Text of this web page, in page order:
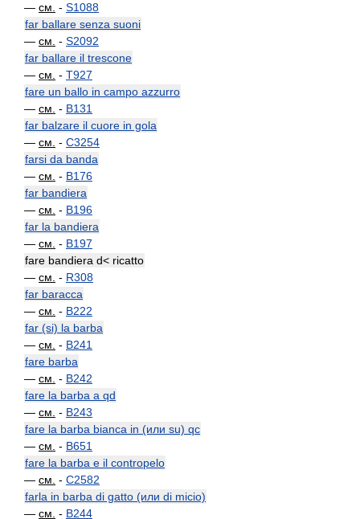
— см. - S1088
far ballare senza suoni
— см. - S2092
far ballare il trescone
— см. - T927
fare un ballo in campo azzurro
— см. - B131
far balzare il cuore in gola
— см. - C3254
farsi da banda
— см. - B176
far bandiera
— см. - B196
far la bandiera
— см. - B197
fare bandiera d< ricatto
— см. - R308
far baracca
— см. - B222
far (si) la barba
— см. - B241
fare barba
— см. - B242
fare la barba a qd
— см. - B243
fare la barba bianca in (или su) qc
— см. - B651
fare la barba e il contropelo
— см. - C2582
farla in barba di gatto (или di micio)
— см. - B244